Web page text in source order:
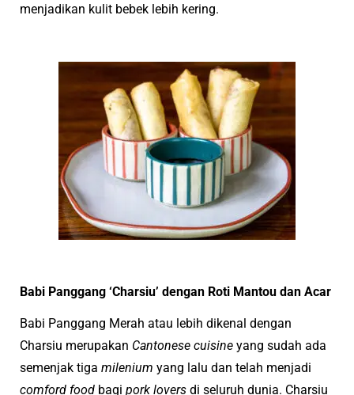
menjadikan kulit bebek lebih kering.
Babi Panggang ‘Charsiu’ dengan Roti Mantou dan Acar
Babi Panggang Merah atau lebih dikenal dengan
Charsiu merupakan Cantonese cuisine yang sudah ada
semenjak tiga milenium yang lalu dan telah menjadi
comford food bagi pork lovers di seluruh dunia. Charsiu